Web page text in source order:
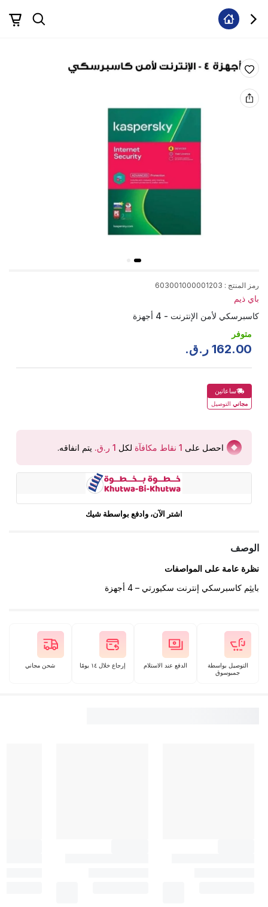
رمز المنتج :
603001000001203
باي ذيم
كاسبرسكي لأمن الإنترنت - 4 أجهزة
متوفر
162.00 ر.ق.
ساعاتين
مجاني التوصيل
احصل على 1 نقاط مكافآة لكل يتم انفاقه.
اشتر الآن، وادفع بواسطة شيك
الوصف
نظرة عامة على المواصفات
بايثِم كاسبرسكي إنترنت سكيورتي – ‎4‎ أجهزة
التوصيل بواسطة
جمبوسوق
الدفع عند الاستلام إرجاع خلال ١٤ يومًا شحن مجاني